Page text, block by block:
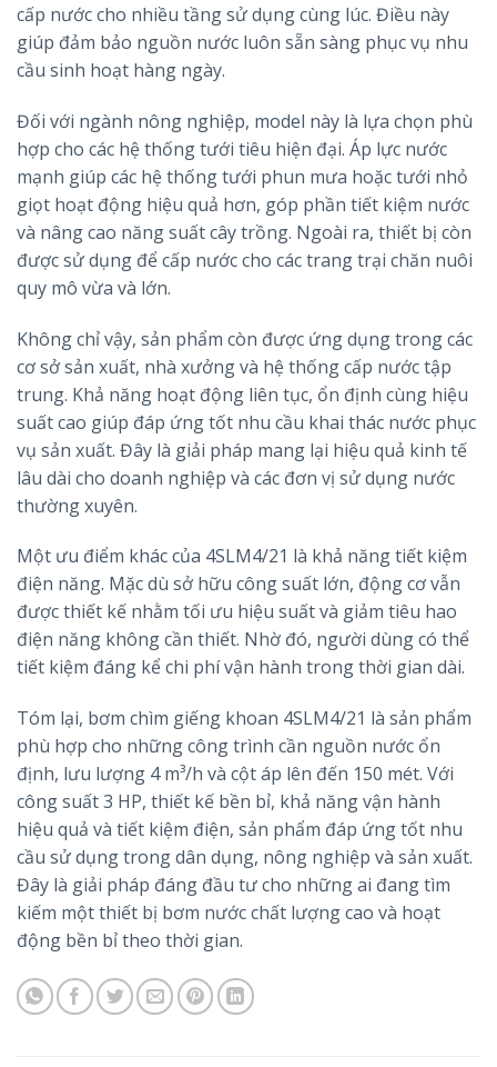
cấp nước cho nhiều tầng sử dụng cùng lúc. Điều này
giúp đảm bảo nguồn nước luôn sẵn sàng phục vụ nhu
cầu sinh hoạt hàng ngày.
Đối với ngành nông nghiệp, model này là lựa chọn phù
hợp cho các hệ thống tưới tiêu hiện đại. Áp lực nước
mạnh giúp các hệ thống tưới phun mưa hoặc tưới nhỏ
giọt hoạt động hiệu quả hơn, góp phần tiết kiệm nước
và nâng cao năng suất cây trồng. Ngoài ra, thiết bị còn
được sử dụng để cấp nước cho các trang trại chăn nuôi
quy mô vừa và lớn.
Không chỉ vậy, sản phẩm còn được ứng dụng trong các
cơ sở sản xuất, nhà xưởng và hệ thống cấp nước tập
trung. Khả năng hoạt động liên tục, ổn định cùng hiệu
suất cao giúp đáp ứng tốt nhu cầu khai thác nước phục
vụ sản xuất. Đây là giải pháp mang lại hiệu quả kinh tế
lâu dài cho doanh nghiệp và các đơn vị sử dụng nước
thường xuyên.
Một ưu điểm khác của 4SLM4/21 là khả năng tiết kiệm
điện năng. Mặc dù sở hữu công suất lớn, động cơ vẫn
được thiết kế nhằm tối ưu hiệu suất và giảm tiêu hao
điện năng không cần thiết. Nhờ đó, người dùng có thể
tiết kiệm đáng kể chi phí vận hành trong thời gian dài.
Tóm lại, bơm chìm giếng khoan 4SLM4/21 là sản phẩm
phù hợp cho những công trình cần nguồn nước ổn
định, lưu lượng 4 m³/h và cột áp lên đến 150 mét. Với
công suất 3 HP, thiết kế bền bỉ, khả năng vận hành
hiệu quả và tiết kiệm điện, sản phẩm đáp ứng tốt nhu
cầu sử dụng trong dân dụng, nông nghiệp và sản xuất.
Đây là giải pháp đáng đầu tư cho những ai đang tìm
kiếm một thiết bị bơm nước chất lượng cao và hoạt
động bền bỉ theo thời gian.